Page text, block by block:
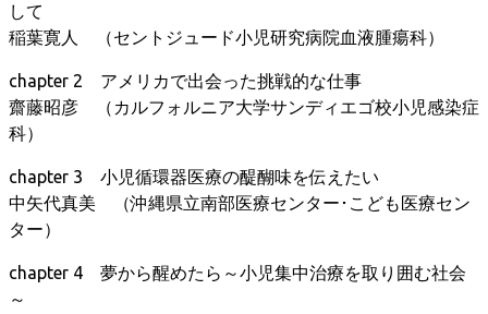
して
稲葉寛人 （セントジュード小児研究病院血液腫瘍科）
chapter 2 アメリカで出会った挑戦的な仕事
齋藤昭彦 （カルフォルニア大学サンディエゴ校小児感染症
科）
chapter 3 小児循環器医療の醍醐味を伝えたい
中矢代真美 （沖縄県立南部医療センター･こども医療セン
ター）
chapter 4 夢から醒めたら～小児集中治療を取り囲む社会
～